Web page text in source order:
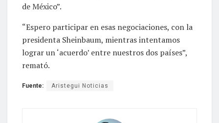
de México”.
“Espero participar en esas negociaciones, con la
presidenta Sheinbaum, mientras intentamos
lograr un ‘acuerdo’ entre nuestros dos países”,
remató.
Fuente: Aristegui Noticias